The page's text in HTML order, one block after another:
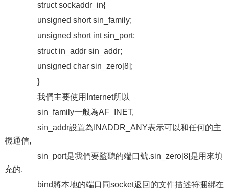
struct sockaddr_in{
unsigned short sin_family;
unsigned short int sin_port;
struct in_addr sin_addr;
unsigned char sin_zero[8];
}
我們主要使用Internet所以
sin_family一般為AF_INET,
sin_addr設置為INADDR_ANY表示可以和任何的主
機通信,
sin_port是我們要監聽的端口號.sin_zero[8]是用來填
充的.
bind將本地的端口同socket返回的文件描述符捆綁在